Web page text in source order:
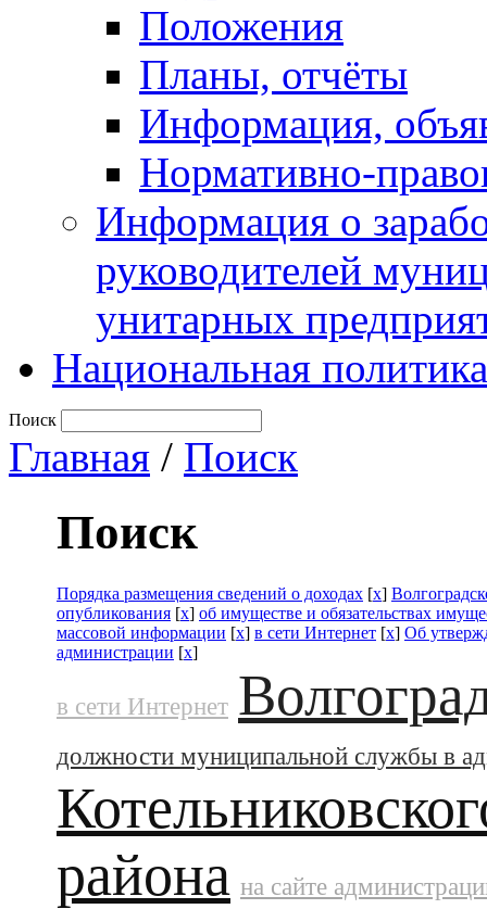
Положения
Планы, отчёты
Информация,
Нормативно-
Информация о
руководителей
унитарных
Национальная политика
Поиск
Главная / Поиск
Поиск
Порядка размещения сведений о доходах [x]
опубликования [x] об имуществе и обязательствах
массовой информации [x] в сети Интернет [x] Об
администрации [x]
в сети Интернет
должности муниципальной службы в
района на сайте